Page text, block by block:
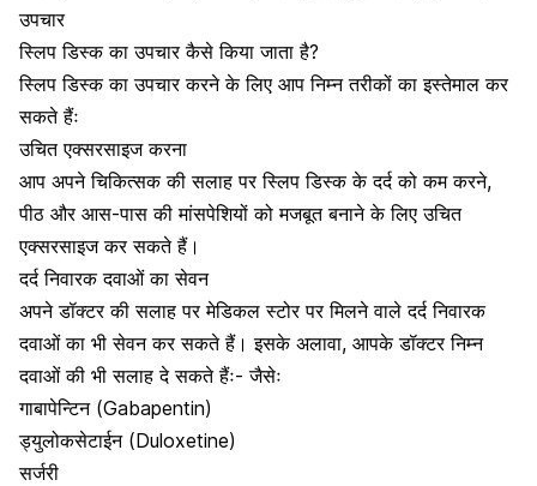
उपचार
स्लिप डिस्क का उपचार कैसे किया जाता है?
स्लिप डिस्क का उपचार करने के लिए आप निम्न तरीकों का इस्तेमाल कर
सकते हैंः
उचित एक्सरसाइज करना
आप अपने चिकित्सक की सलाह पर स्लिप डिस्क के दर्द को कम करने,
पीठ और आस-पास कीमांसपेशियों को मजबूत बनाने के लिए उचित
एक्सरसाइजकर सकते हैं।
दर्द निवारक दवाओं का सेवन
अपने डॉक्टर की सलाह पर मेडिकल स्टोर पर मिलने वाले दर्द निवारक
दवाओं का भी सेवन कर सकते हैं। इसके अलावा, आपके डॉक्टर निम्न
दवाओं की भी सलाह दे सकते हैंः- जैसेः
गाबापेन्टिन (Gabapentin)
ड्युलोकसेटाईन (Duloxetine)
सर्जरी